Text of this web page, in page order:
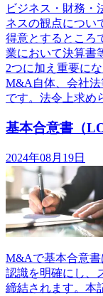
ビジネス・財務・
ネスの観点につい
得意とするところ
業において決算書
2つに加え重要に
M&A自体、会社
です。法令上求め
基本合意書（
2024年08月19日
M&Aで基本合意
認識を明確にし、
締結されます。本